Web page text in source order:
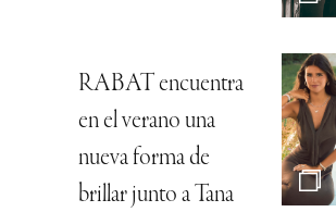
RABAT encuentra
en el verano una
nueva forma de
brillar junto a Tana